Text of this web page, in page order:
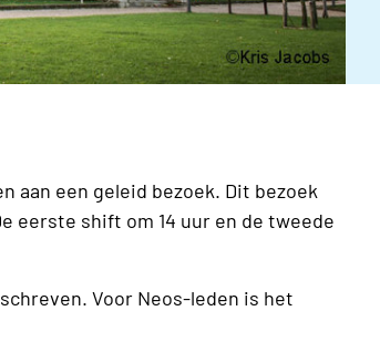
aan een geleid bezoek. Dit bezoek
eerste shift om 14 uur en de tweede
Voor Neos-leden is het